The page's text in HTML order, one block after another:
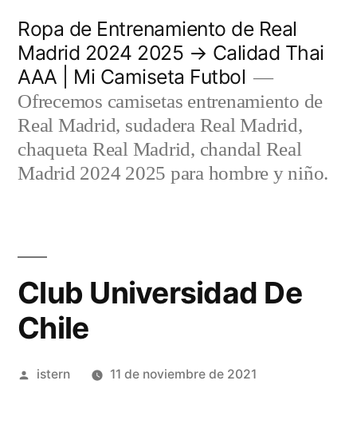
contenido
Ropa de Entrenamiento de Real
Madrid 2024 2025 → Calidad Thai
AAA | Mi Camiseta Futbol
Ofrecemos camisetas entrenamiento de
Real Madrid, sudadera Real Madrid,
chaqueta Real Madrid, chandal Real
Madrid 2024 2025 para hombre y niño.
Club Universidad De
Chile
Publicado
istern 11 de noviembre de 2021